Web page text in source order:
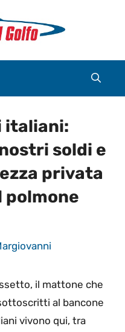
italiani:
soldi e
privata
polmone
il mattone che
al bancone
vivono qui, tra